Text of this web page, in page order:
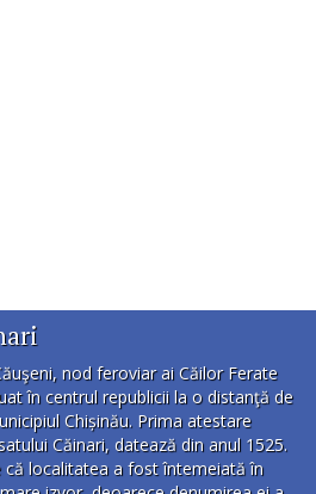
nod feroviar ai Căilor Ferate
în centrul republicii la o distanţă de
Chișinău. Prima atestare
Căinari, datează din anul 1525.
că localitatea a fost întemeiată în